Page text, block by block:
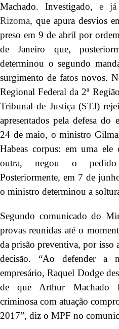
Machado. Investigado, e já
Rizoma, que apura desvios
preso em 9 de abril por
de Janeiro que,
determinou o segundo
surgimento de fatos novos.
Regional Federal da 2ª
Tribunal de Justiça (STJ)
apresentados pela defesa do
24 de maio, o ministro
Habeas corpus: em uma ele
outra, negou o
Posteriormente, em 7 de
o ministro determinou a
Segundo comunicado do
provas reunidas até o
da prisão preventiva, por isso
decisão. “Ao defender a
empresário, Raquel Dodge
de que Arthur Machado
criminosa com atuação
2017”, diz o MPF no